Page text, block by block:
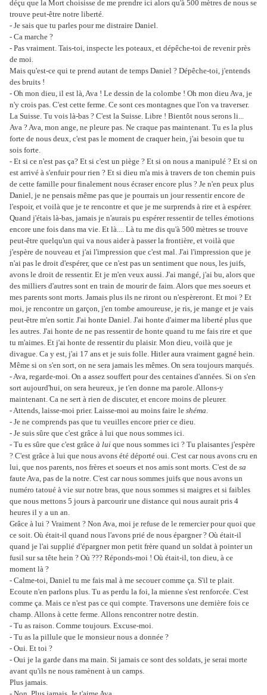
déçu que la Mort choisisse de me prendre ici alors qu'à 500 mètres de nous se
trouve peut-être notre liberté.
- Je sais que tu parles pour me distraire Daniel.
- Ca marche ?
- Pas vraiment. Tais-toi, inspecte les poteaux, et dépêche-toi de revenir près
de moi.
Mais qu'est-ce qui te prend autant de temps Daniel ? Dépêche-toi, j'entends
des bruits !
- Oh mon dieu, il est là, Ava ! Le dessin de la colombe ! Oh mon dieu Ava, je
n'y crois pas. C'est cette ferme. Ce sont ces montagnes que l'on va traverser.
La Suisse. Tu vois là-bas ? C'est la Suisse. Libre ! Bientôt nous serons li...
Ava ? Ava, mon ange, ne pleure pas. Ne craque pas maintenant. Tu es la plus
forte de nous deux, c'est pas le moment de craquer hein, j'ai besoin que tu
sois forte.
- Et si ce n'est pas ça? Et si c'est un piège ? Et si on nous a manipulé ? Et si on
est arrivé à s'enfuir pour rien ? Et si dieu m'a mis à travers de ton chemin puis
de cette famille pour finalement nous écraser encore plus ? Je n'en peux plus
Daniel, je ne pensais même pas que je pourrais un jour ressentir encore de
l'espoir, et voilà que je te rencontre et que je me surprends à rire et à espérer.
Quand j'étais là-bas, jamais je n'aurais pu espérer ressentir de telles émotions
encore une fois dans ma vie. Et là.... Là tu me dis qu'à 500 mètres se trouve
peut-être quelqu'un qui va nous aider à passer la frontière, et voilà que
j'espère de nouveau et j'ai l'impression que c'est mal. J'ai l'impression que je
n'ai pas le droit d'espérer, que ce n'est pas un sentiment que nous, les juifs,
avons le droit de ressentir. Et je m'en veux aussi. J'ai mangé, j'ai bu, alors que
des milliers d'autres sont en train de mourir de faim. Alors que mes soeurs et
mes parents sont morts. Jamais plus ils ne riront ou n'espèreront. Et moi ? Et
moi, je rencontre un garçon, j'en tombe amoureuse, je ris, je mange et je vais
peut-être m'en sortir. J'ai honte Daniel. J'ai honte d'aimer ma liberté plus que
les autres. J'ai honte de ne pas ressentir de honte quand tu me fais rire et que
tu m'aimes. Et j'ai honte de ressentir du plaisir. Mon dieu, voilà que je
divague. Ca y est, j'ai 17 ans et je suis folle. Hitler aura vraiment gagné hein.
Même si on s'en sort, on ne sera jamais les mêmes. On sera toujours marqués.
- Ava, regarde-moi. On a assez souffert pour des centaines d'années. Si on s'en
sort aujourd'hui, on sera heureux, je t'en donne ma parole. Allons-y
maintenant. Ca ne sert à rien de discuter, et encore moins de pleurer.
- Attends, laisse-moi prier. Laisse-moi au moins faire le shéma.
- Je ne comprends pas que tu veuilles encore prier ce dieu.
- Je suis sûre que c'est grâce à lui que nous sommes ici.
- Tu es sûre que c'est grâce à lui que nous sommes ici ? Tu plaisantes j'espère
? C'est grâce à lui que nous avons été déporté oui. C'est car nous avons cru en
lui, que nos parents, nos frères et soeurs et nos amis sont morts. C'est de sa
faute Ava, pas de la notre. C'est car nous sommes juifs que nous avons un
numéro tatoué à vie sur notre bras, que nous sommes si maigres et si faibles
que nous mettons 5 jours à parcourir une distance qui nous aurait pris 4
heures il y a un an.
Grâce à lui ? Vraiment ? Non Ava, moi je refuse de le remercier pour quoi que
ce soit. Où était-il quand nous l'avons prié de nous épargner ? Où était-il
quand je l'ai supplié d'épargner mon petit frère quand un soldat à pointer un
fusil sur sa tête hein ? Où ??? Réponds-moi ! Où était-il, ton dieu, à ce
moment là ?
- Calme-toi, Daniel tu me fais mal à me secouer comme ça. S'il te plait.
Ecoute n'en parlons plus. Tu as perdu la foi, la mienne s'est renforcée. C'est
comme ça. Mais ce n'est pas ce qui compte. Traversons une dernière fois ce
champ. Allons à cette ferme. Allons rencontrer notre destin.
- Tu as raison. Comme toujours. Excuse-moi.
- Tu as la pillule que le monsieur nous a donnée ?
- Oui. Et toi ?
- Oui je la garde dans ma main. Si jamais ce sont des soldats, je serai morte
avant qu'ils ne nous ramènent à un camps.
Plus jamais.